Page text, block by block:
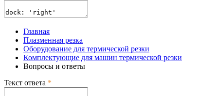
Главная
Плазменная резка
Оборудование для термической резки
Комплектующие для машин термической резки
Вопросы и ответы
Текст ответа *